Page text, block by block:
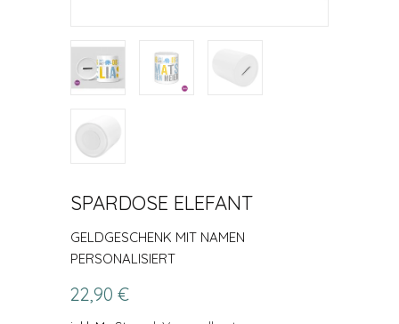
SPARDOSE ELEFANT
GELDGESCHENK MIT NAMEN
PERSONALISIERT
22,90 €